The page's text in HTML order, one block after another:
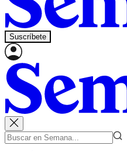
Suscríbete